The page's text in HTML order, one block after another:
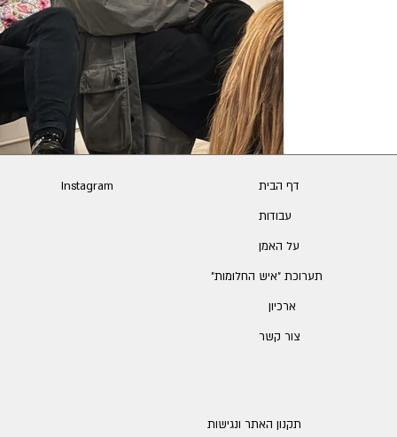
Instagram
דף הבית
עבודות
על האמן
תערוכת ״איש החלומות״
ארכיון
צור קשר
תקנון האתר ונגישות